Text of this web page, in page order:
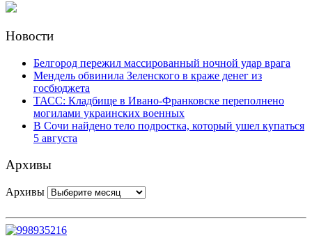
Новости
Белгород пережил массированный ночной удар врага
Мендель обвинила Зеленского в краже денег из
госбюджета
ТАСС: Кладбище в Ивано-Франковске переполнено
могилами украинских военных
В Сочи найдено тело подростка, который ушел купаться
5 августа
Архивы
Архивы